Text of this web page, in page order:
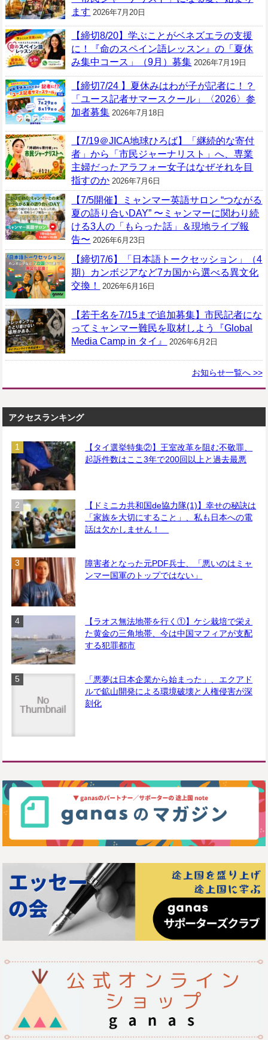
ます 2026年7月20日
【締切8/20】学ぶことがベネズエラの支援
に！『命のスペイン語レッスン』の「夏休
み集中コース」（9月）募集 2026年7月19日
【締切7/24 】夏休みはわが子が記者に！？
「ユース記者サマースクール」〈2026〉参
加者募集 2026年7月18日
【7/19＠JICA地球ひろば】「継続的な寄付
者」から「市民ジャーナリスト」へ、専業
主婦だったアラフォー女子はなぜそれを目
指すのか 2026年7月6日
【7/5開催】ミャンマー英語サロン “つながる
夏の語り合いDAY” 〜ミャンマーに関わり続
ける3人の「もらった話」＆現地ライブ報
告〜 2026年6月23日
【締切7/6】「日本語トークセッション」（4
期）カンボジアなど7カ国から選べる異文化
交換！
2026年6月16日
【若干名を7/15まで追加募集】市民記者にな
ってミャンマー難民を取材しよう『Global
Media Camp in タイ』
2026年6月2日
お知らせ一覧へ >>
アクセスランキング
【タイ選挙特集②】王室改革を阻む不敬罪、
起訴件数はここ3年で200回以上と過去最悪
【ドミニカ共和国de協力隊(1)】幸せの秘訣は
「家族を大切にすること」、私も日本への電
話は欠かしません！
障害者となった元PDF兵士、「悪いのはミャ
ンマー国軍のトップではない」
【ラオス無法地帯を行く①】ケシ栽培で栄え
た黄金の三角地帯、今は中国マフィアが支配
する犯罪都市
「悪夢は日本企業から始まった」、エクアド
ルで鉱山開発による環境破壊と人権侵害が深
刻化